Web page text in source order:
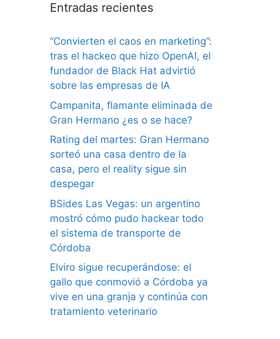
Entradas recientes
“Convierten el caos en marketing”:
tras el hackeo que hizo OpenAI, el
fundador de Black Hat advirtió
sobre las empresas de IA
Campanita, flamante eliminada de
Gran Hermano ¿es o se hace?
Rating del martes: Gran Hermano
sorteó una casa dentro de la
casa, pero el reality sigue sin
despegar
BSides Las Vegas: un argentino
mostró cómo pudo hackear todo
el sistema de transporte de
Córdoba
Elviro sigue recuperándose: el
gallo que conmovió a Córdoba ya
vive en una granja y continúa con
tratamiento veterinario